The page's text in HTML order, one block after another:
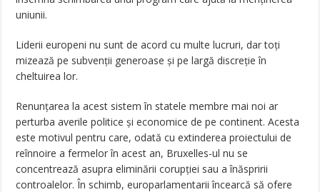
uniunii.
Liderii europeni nu sunt de acord cu multe lucruri, dar toți
mizează pe subvenții generoase și pe largă discreție în
cheltuirea lor.
Renunțarea la acest sistem în statele membre mai noi ar
perturba averile politice și economice de pe continent. Acesta
este motivul pentru care, odată cu extinderea proiectului de
reînnoire a fermelor în acest an, Bruxelles-ul nu se
concentrează asupra eliminării corupției sau a înăspririi
controalelor. În schimb, europarlamentarii încearcă să ofere